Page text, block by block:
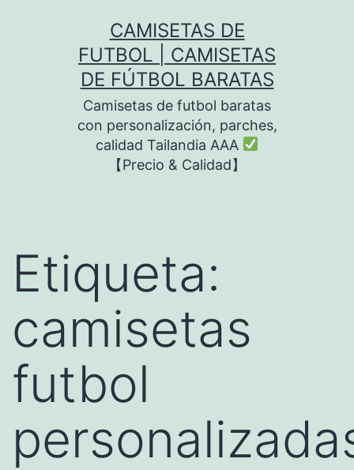
CAMISETAS DE
FUTBOL | CAMISETAS
DE FÚTBOL BARATAS
Camisetas de futbol baratas
con personalización, parches,
calidad Tailandia AAA
【Precio & Calidad】
Etiqueta:
camisetas
futbol